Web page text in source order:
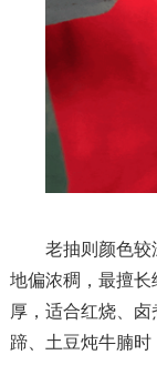
老抽则颜色较
地偏浓稠，最擅
厚，适合红烧、
蹄、土豆炖牛腩